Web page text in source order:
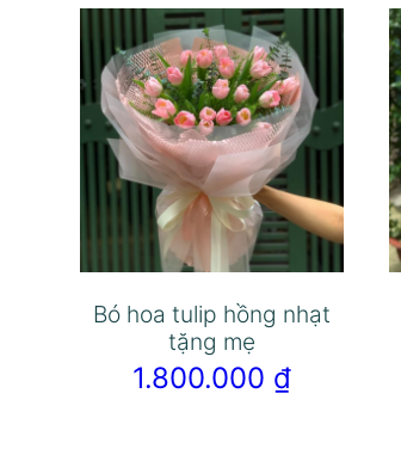
Bó hoa tulip hồng nhạt
tặng mẹ
1.800.000 ₫